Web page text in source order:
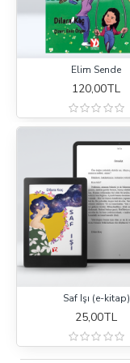
Elim Sende
120,00TL
Saf Işı (e-kitap)
25,00TL